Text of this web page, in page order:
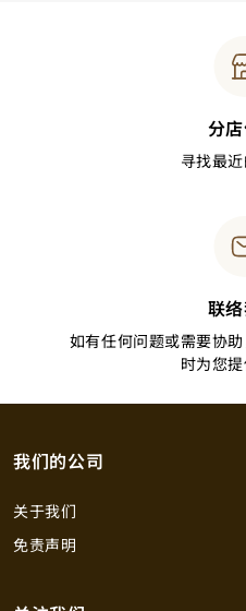
分
寻找最近
联
如有任何问题或需要协
时为您提
我们的公司
关于我们
免责声明